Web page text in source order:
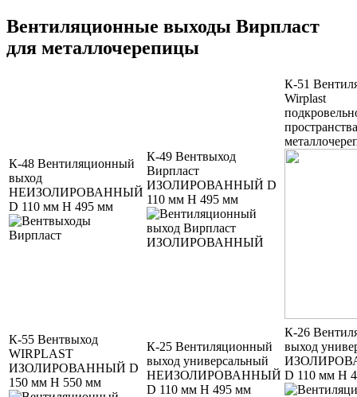
Вентиляционные выходы Вирпласт
для металлочерепицы
К-48 Вентиляционный
выход
НЕИЗОЛИРОВАННЫЙ
D 110 мм H 495 мм
К-49 Вентвыход
Вирпласт
ИЗОЛИРОВАННЫЙ D
110 мм Н 495 мм
К-51
Wirplast
К-55 Вентвыход
WIRPLAST
ИЗОЛИРОВАННЫЙ D
150 мм Н 550 мм
К-25 Вентиляционный
выход универсальный
НЕИЗОЛИРОВАННЫЙ
D 110 мм Н 495 мм
К-26
выход
D 110 мм Н